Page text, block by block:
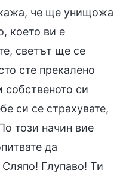
че ще унищожа
което ви е
светът ще се
сте прекалено
си
си се страхувате,
този начин вие
да
Глупаво! Ти